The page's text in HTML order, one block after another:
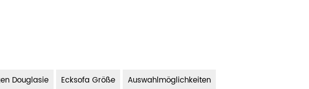
Douglasie Ecksofa Größe
Auswahlmöglichkeiten